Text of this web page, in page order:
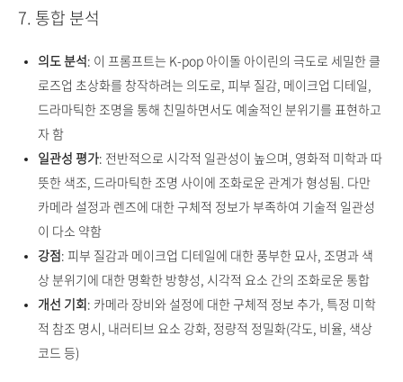
7. 통합 분석
의도 분석: 이 프롬프트는 K-pop 아이돌 아이린의 극도로 세밀한 클
로즈업 초상화를 창작하려는 의도로, 피부 질감, 메이크업 디테일,
드라마틱한 조명을 통해 친밀하면서도 예술적인 분위기를 표현하고
자 함
일관성 평가: 전반적으로 시각적 일관성이 높으며, 영화적 미학과 따
뜻한 색조, 드라마틱한 조명 사이에 조화로운 관계가 형성됨. 다만
카메라 설정과 렌즈에 대한 구체적 정보가 부족하여 기술적 일관성
이 다소 약함
강점: 피부 질감과 메이크업 디테일에 대한 풍부한 묘사, 조명과 색
상 분위기에 대한 명확한 방향성, 시각적 요소 간의 조화로운 통합
개선 기회: 카메라 장비와 설정에 대한 구체적 정보 추가, 특정 미학
적 참조 명시, 내러티브 요소 강화, 정량적 정밀화(각도, 비율, 색상
코드 등)